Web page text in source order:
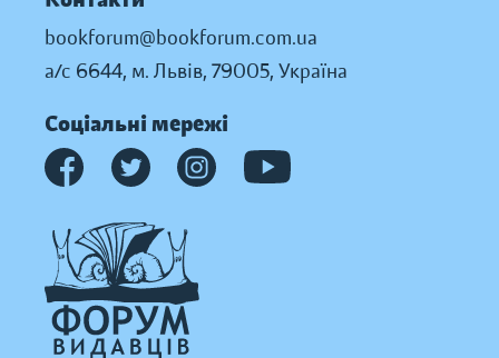
bookforum@bookforum.com.ua
а/с 6644, м. Львів, 79005, Україна
Соціальні мережі